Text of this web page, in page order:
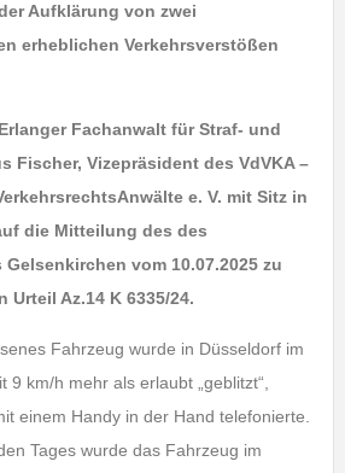
Aufklärung von zwei
erheblichen Verkehrsverstößen
Fachanwalt für Straf- und
Fischer, Vizepräsident des VdVKA –
e. V. mit Sitz in
die Mitteilung des des
vom 10.07.2025 zu
Urteil Az.14 K 6335/24.
Fahrzeug wurde in Düsseldorf im
9 km/h mehr als erlaubt „geblitzt“,
einem Handy in der Hand telefonierte.
Tages wurde das Fahrzeug im